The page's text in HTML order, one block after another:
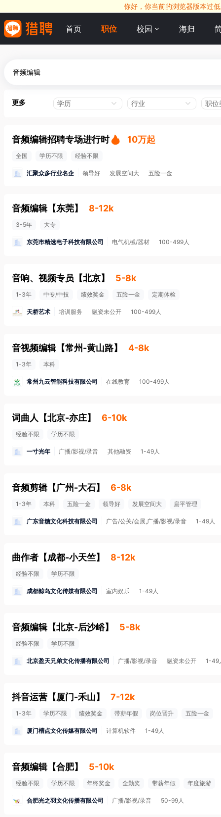
你好，你当前的浏览器版本过
首页 职位 校园 海归
更多 学历 行业 职位
音频编辑招聘专场进行时 10万起
全国 学历不限 经验不限
汇聚众多行业名企 领导好 发展空间大 五险一金
音频编辑 【东莞】 8-12k
3-5年 大专
东莞市精选电子科技有限公司 电气机械/器材 100-499人
音响、视频专员 【北京】 5-8k
1-3年 中专/中技 绩效奖金 五险一金 定期体检
天桥艺术 培训服务 融资未公开 100-499人
音视频编辑 【常州-黄山路】 4-8k
1-3年 本科
常州九云智能科技有限公司 在线教育 100-499人
词曲人 【北京-亦庄】 6-10k
经验不限 学历不限
一寸光年 广播/影视/录音 其他融资 1-49人
音频剪辑 【广州-大石】 6-8k
1-3年 本科 五险一金 领导好 发展空间大 扁平管理
广东音糖文化科技有限公司 广告/公关/会展,广播/影视/录音 1-49人
曲作者 【成都-小天竺】 8-12k
经验不限 学历不限
成都鲸岛文化传媒有限公司 室内娱乐 1-49人
音频编辑 【北京-后沙峪】 5-8k
经验不限 学历不限
北京盈天兄弟文化传播有限公司 广播/影视/录音 融资未公开 1-49
抖音运营 【厦门-禾山】 7-12k
1-3年 学历不限 绩效奖金 带薪年假 岗位晋升 五险一金
厦门槽点文化传媒有限公司 计算机软件 1-49人
音频编辑 【合肥】 5-10k
经验不限 学历不限 年终奖金 全勤奖 带薪年假 年度旅游
合肥光之羽文化传播有限公司 广播/影视/录音 50-99人